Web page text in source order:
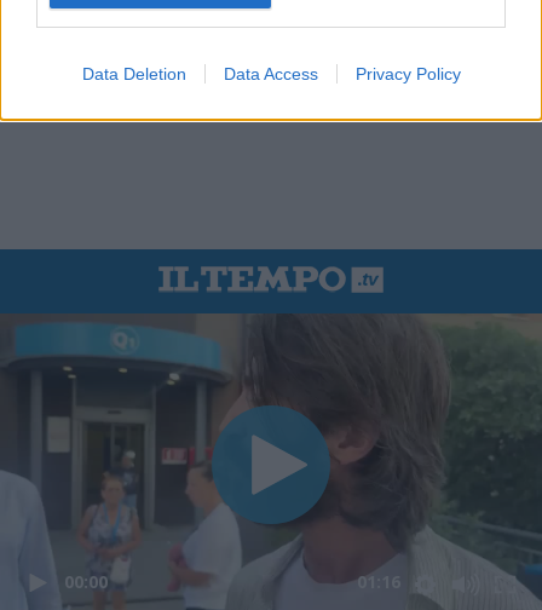
Data Deletion Data Access Privacy Policy
00:00 01:16